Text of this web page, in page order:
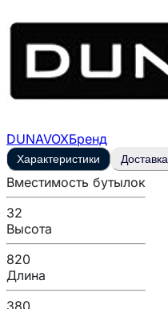
DUNAVOXБренд
Характеристики Доставка
Вместимость бутылок
32
Высота
820
Длина
380